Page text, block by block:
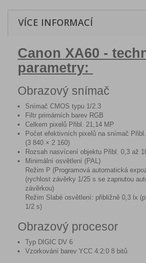
VÍCE INFORMACÍ
Canon XA60 -
parametry:
Obrazový snímač
Snímač CMOS typu 1/2.3
Filtr primárních barev RGB
Celkem pixelů Přibl. 21,14 MP
Počet efektivních pixelů na snímač
(3 840 × 2 160)
Rozsah nasvícení objektu Přibl. 0,3 až
Minimální osvětlení (PAL)
Režim P (Programová automatická
(rychlost závěrky 1/25 s se zapnutou
závěrkou)
Režim Slabé osvětlení: přibližně 0,3 lx
1/2 s)
Obrazový procesor
Typ DIGIC DV 6
Vzorkování barev YCC 4:2:0 8 bitů